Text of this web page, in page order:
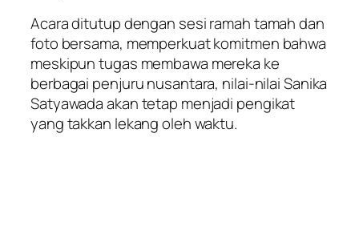
Acara ditutup dengan sesi ramah tamah dan
foto bersama, memperkuat komitmen bahwa
meskipun tugas membawa mereka ke
berbagai penjuru nusantara, nilai-nilai Sanika
Satyawada akan tetap menjadi pengikat
yang takkan lekang oleh waktu.